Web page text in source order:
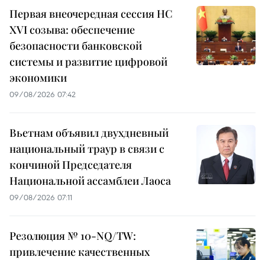
Первая внеочередная сессия НС
XVI созыва: обеспечение
безопасности банковской
системы и развитие цифровой
экономики
09/08/2026 07:42
Вьетнам объявил двухдневный
национальный траур в связи с
кончиной Председателя
Национальной ассамблеи Лаоса
09/08/2026 07:11
Резолюция № 10-NQ/TW:
привлечение качественных